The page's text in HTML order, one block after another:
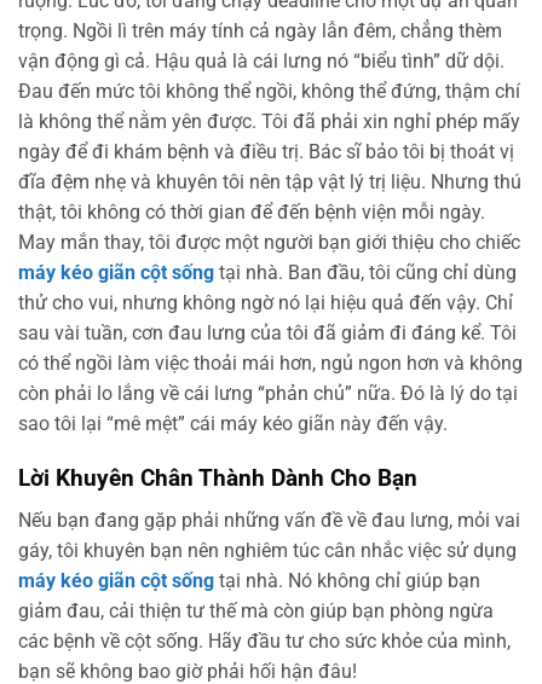
trọng. Ngồi lì trên máy tính cả ngày lẫn đêm, chẳng thèm
vận động gì cả. Hậu quả là cái lưng nó “biểu tình” dữ dội.
Đau đến mức tôi không thể ngồi, không thể đứng, thậm chí
là không thể nằm yên được. Tôi đã phải xin nghỉ phép mấy
ngày để đi khám bệnh và điều trị. Bác sĩ bảo tôi bị thoát vị
đĩa đệm nhẹ và khuyên tôi nên tập vật lý trị liệu. Nhưng thú
thật, tôi không có thời gian để đến bệnh viện mỗi ngày.
May mắn thay, tôi được một người bạn giới thiệu cho chiếc
máy kéo giãn cột sống tại nhà. Ban đầu, tôi cũng chỉ dùng
thử cho vui, nhưng không ngờ nó lại hiệu quả đến vậy. Chỉ
sau vài tuần, cơn đau lưng của tôi đã giảm đi đáng kể. Tôi
có thể ngồi làm việc thoải mái hơn, ngủ ngon hơn và không
còn phải lo lắng về cái lưng “phản chủ” nữa. Đó là lý do tại
sao tôi lại “mê mệt” cái máy kéo giãn này đến vậy.
Lời Khuyên Chân Thành Dành Cho Bạn
Nếu bạn đang gặp phải những vấn đề về đau lưng, mỏi vai
gáy, tôi khuyên bạn nên nghiêm túc cân nhắc việc sử dụng
máy kéo giãn cột sống tại nhà. Nó không chỉ giúp bạn
giảm đau, cải thiện tư thế mà còn giúp bạn phòng ngừa
các bệnh về cột sống. Hãy đầu tư cho sức khỏe của mình,
bạn sẽ không bao giờ phải hối hận đâu!